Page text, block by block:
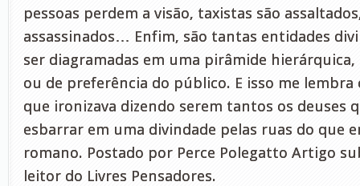
pessoas perdem a visão, taxistas são
assassinados… Enfim, são tantas entidades
ser diagramadas em uma pirâmide
ou de preferência do público. E isso me
que ironizava dizendo serem tantos os deuses
esbarrar em uma divindade pelas ruas do que
romano. Postado por Perce Polegatto Artigo
leitor do Livres Pensadores.